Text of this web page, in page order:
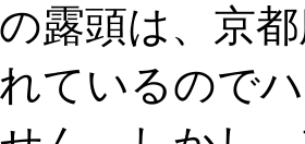
露頭は、京都
ているので